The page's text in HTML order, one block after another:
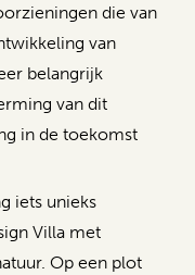
die van
van
belangrijk
van dit
in de toekomst
iets unieks
Villa met
Op een plot